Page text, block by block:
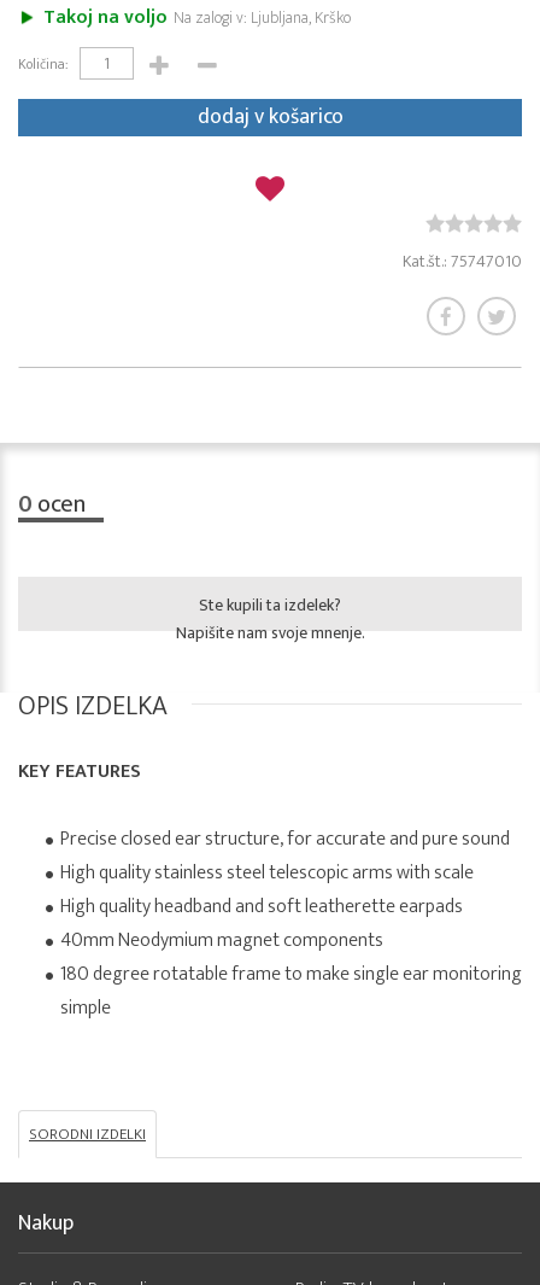
Takoj na voljo Na zalogi v: Ljubljana, Krško
Količina:
dodaj v košarico
Kat.št.: 75747010
0ocen
Ste kupili ta izdelek?
Napišite nam svoje mnenje.
OPIS IZDELKA
KEY FEATURES
Precise closed ear structure, for accurate and pure sound
High quality stainless steel telescopic arms with scale
High quality headband and soft leatherette earpads
40mm Neodymium magnet components
180 degree rotatable frame to make single ear monitoring
simple
SORODNI IZDELKI
Nakup